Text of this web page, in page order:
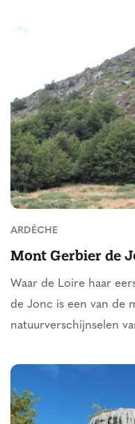
ARDÈCHE
Mont Gerbier de
Waar de Loire haar
de Jonc is een van de
natuurverschijnselen